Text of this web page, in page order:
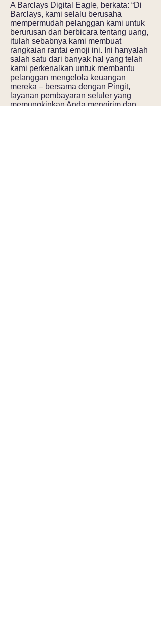
A Barclays Digital Eagle, berkata: “Di
Barclays, kami selalu berusaha
mempermudah pelanggan kami untuk
berurusan dan berbicara tentang uang,
itulah sebabnya kami membuat
rangkaian rantai emoji ini. Ini hanyalah
salah satu dari banyak hal yang telah
kami perkenalkan untuk membantu
pelanggan mengelola keuangan
mereka – bersama dengan Pingit,
layanan pembayaran seluler yang
memungkinkan Anda mengirim dan